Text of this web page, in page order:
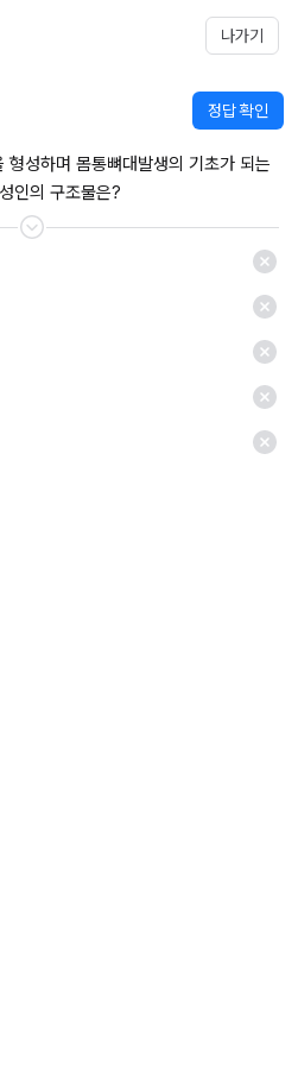
나가기
정답 확인
형성하며 몸통뼈대발생의 기초가 되는
인의 구조물은?
저장